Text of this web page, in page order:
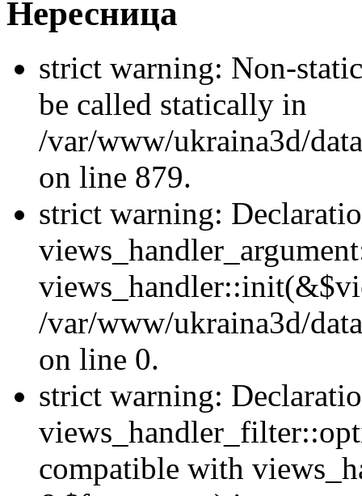
Нересница
strict warning: Non-
be called statically in
/var/www/ukraina3d/
on line 879.
strict warning:
/var/www/ukraina3d/
on line 0.
strict warning:
compatible with